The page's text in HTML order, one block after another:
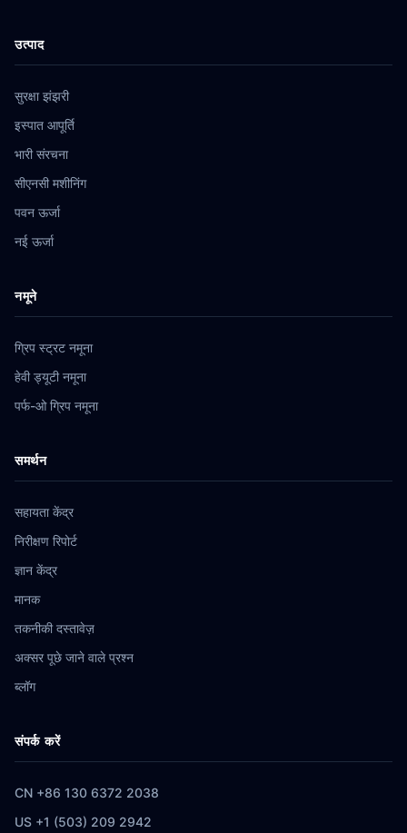
उत्पाद
सुरक्षा झंझरी
इस्पात आपूर्ति
भारी संरचना
सीएनसी मशीनिंग
पवन ऊर्जा
नई ऊर्जा
नमूने
ग्रिप स्ट्रट नमूना
हेवी ड्यूटी नमूना
पर्फ-ओ ग्रिप नमूना
समर्थन
सहायता केंद्र
निरीक्षण रिपोर्ट
ज्ञान केंद्र
मानक
तकनीकी दस्तावेज़
अक्सर पूछे जाने वाले प्रश्न
ब्लॉग
संपर्क करें
CN +86 130 6372 2038
US +1 (503) 209 2942